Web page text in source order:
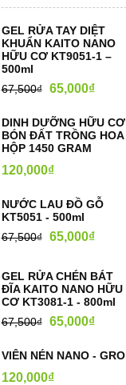
GEL RỬA TAY DIỆT
KHUẨN KAITO NANO
HỮU CƠ KT9051-1 –
500ml
67,500₫ 65,000₫
DINH DƯỠNG HỮU CƠ
BÓN ĐẤT TRỒNG HOA
HỘP 1450 GRAM
120,000₫
NƯỚC LAU ĐỒ GỖ
KT5051 - 500ml
67,500₫ 65,000₫
GEL RỬA CHÉN BÁT
ĐĨA KAITO NANO HỮU
CƠ KT3081-1 - 800ml
67,500₫ 65,000₫
VIÊN NÉN NANO - GRO
120,000₫